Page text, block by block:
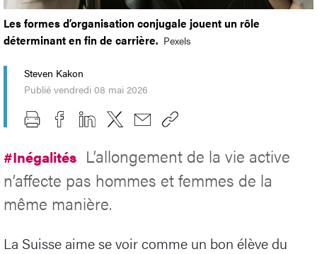
Les formes d’organisation conjugale jouent un rôle
déterminant en fin de carrière. Pexels
Steven Kakon
Publié vendredi 08 mai 2026
#Inégalités L’allongement de la vie active
n’affecte pas hommes et femmes de la
même manière.
La Suisse aime se voir comme un bon élève du